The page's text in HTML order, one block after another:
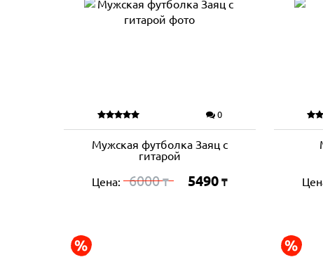
0
Мужская футболка Заяц с
гитарой
Цена: 6000₸ 5490 ₸